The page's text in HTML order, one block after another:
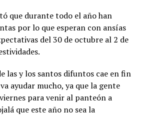
que durante todo el año han
por lo que esperan con ansías
del 30 de octubre al 2 de
las y los santos difuntos cae en fin
ayudar mucho, ya que la gente
para venir al panteón a
que este año no sea la